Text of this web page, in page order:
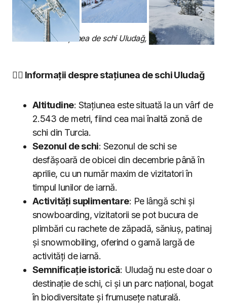
Stațiunea de schi Uludağ, Turcia
🏂🏼 Informații despre stațiunea de schi Uludağ
Altitudine: Stațiunea este situată la un vârf de
2.543 de metri, fiind cea mai înaltă zonă de
schi din Turcia.
Sezonul de schi: Sezonul de schi se
desfășoară de obicei din decembrie până în
aprilie, cu un număr maxim de vizitatori în
timpul lunilor de iarnă.
Activități suplimentare: Pe lângă schi și
snowboarding, vizitatorii se pot bucura de
plimbări cu rachete de zăpadă, săniuș, patinaj
și snowmobiling, oferind o gamă largă de
activități de iarnă.
Semnificație istorică: Uludağ nu este doar o
destinație de schi, ci și un parc național, bogat
în biodiversitate și frumusețe naturală.